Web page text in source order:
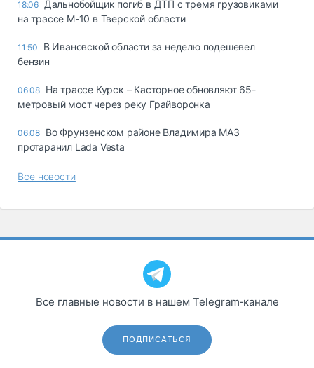
18:06 Дальнобойщик погиб в ДТП с тремя грузовиками
на трассе М-10 в Тверской области
11:50
В Ивановской области за неделю подешевел
бензин
06.08 На трассе Курск – Касторное обновляют 65-
метровый мост через реку Грайворонка
06.08 Во Фрунзенском районе Владимира МАЗ
протаранил Lada Vesta
Все новости
Все главные новости в нашем Telegram‑канале
ПОДПИСАТЬСЯ